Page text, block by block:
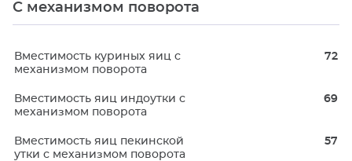
С механизмом поворота
Вместимость куриных яиц с
механизмом поворота
72
Вместимость яиц индоутки с
механизмом поворота
69
Вместимость яиц пекинской
утки с механизмом поворота
57